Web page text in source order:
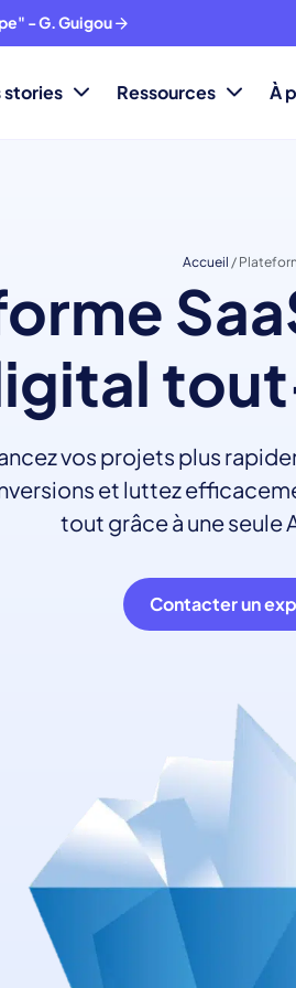
- G. Guigou
stories Ressources À
Accueil /
vos projets plus
et luttez
tout grâce à une seule
Contacter un